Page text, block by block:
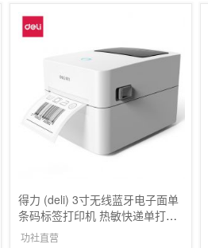
得力 (deli) 3寸无线蓝牙电子面单
条码标签打印机 热敏快递单打印
机 DL-720W
功社直营